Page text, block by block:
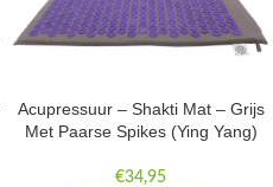
Acupressuur – Shakti Mat – Grijs
Met Paarse Spikes (Ying Yang)
€34,95